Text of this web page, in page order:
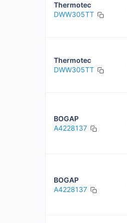
Thermotec
DWW305TT
Thermotec
DWW305TT
BOGAP
A4228137
BOGAP
A4228137